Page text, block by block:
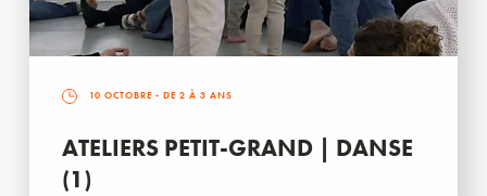
10 OCTOBRE - DE 2 À 3 ANS
ATELIERS PETIT-GRAND | DANSE
(1)